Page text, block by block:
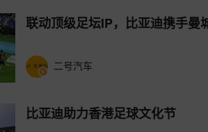
联动顶级足坛IP，比亚迪携手曼
二号汽车
比亚迪助力香港足球文化节